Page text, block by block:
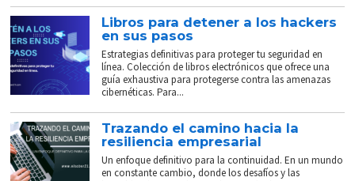
Libros para detener a los hackers
en sus pasos
Estrategias definitivas para proteger tu seguridad en
línea. Colección de libros electrónicos que ofrece una
guía exhaustiva para protegerse contra las amenazas
cibernéticas. Para...
Trazando el camino hacia la
resiliencia empresarial
Un enfoque definitivo para la continuidad. En un mundo
en constante cambio, donde los desafíos y las